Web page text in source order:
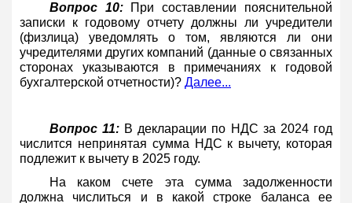
Вопрос 10:При составлении пояснительной
записки к годовому отчету должны ли учредители
(физлица) уведомлять о том, являются ли они
учредителями других компаний (данные о связанных
сторонах указываются в примечаниях к годовой
бухгалтерской отчетности)? Далее...
Вопрос 11:В декларации по НДС за 2024 год
числится непринятая сумма НДС к вычету, которая
подлежит к вычету в 2025 году.
На каком счете эта сумма задолженности
должна числиться и в какой строке баланса ее